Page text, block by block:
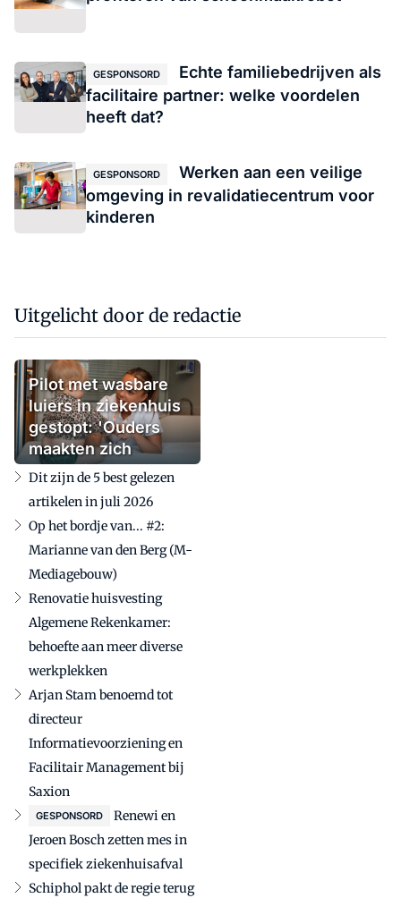
GESPONSORD
Echte familiebedrijven als
facilitaire partner: welke voordelen
heeft dat?
GESPONSORD
Werken aan een veilige
omgeving in revalidatiecentrum voor
kinderen
Uitgelicht door de redactie
Pilot met wasbare
luiers in ziekenhuis
gestopt: 'Ouders
maakten zich
zorgen'
Dit zijn de 5 best gelezen
artikelen in juli 2026
Op het bordje van... #2:
Marianne van den Berg (M-
Mediagebouw)
Renovatie huisvesting
Algemene Rekenkamer:
behoefte aan meer diverse
werkplekken
Arjan Stam benoemd tot
directeur
Informatievoorziening en
Facilitair Management bij
Saxion
GESPONSORD
Renewi en
Jeroen Bosch zetten mes in
specifiek ziekenhuisafval
Schiphol pakt de regie terug